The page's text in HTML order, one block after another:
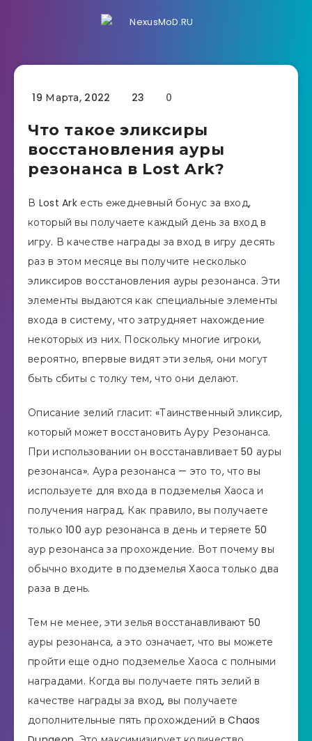
19 Марта, 2022 23 0
Что такое эликсиры
восстановления ауры
резонанса в Lost Ark?
В Lost Ark есть ежедневный бонус за вход,
который вы получаете каждый день за вход в
игру. В качестве награды за вход в игру десять
раз в этом месяце вы получите несколько
эликсиров восстановления ауры резонанса. Эти
элементы выдаются как специальные элементы
входа в систему, что затрудняет нахождение
некоторых из них. Поскольку многие игроки,
вероятно, впервые видят эти зелья, они могут
быть сбиты с толку тем, что они делают.
Описание зелий гласит: «Таинственный эликсир,
который может восстановить Ауру Резонанса.
При использовании он восстанавливает 50 ауры
резонанса». Аура резонанса — это то, что вы
используете для входа в подземелья Хаоса и
получения наград. Как правило, вы получаете
только 100 аур резонанса в день и теряете 50
аур резонанса за прохождение. Вот почему вы
обычно входите в подземелья Хаоса только два
раза в день.
Тем не менее, эти зелья восстанавливают 50
ауры резонанса, а это означает, что вы можете
пройти еще одно подземелье Хаоса с полными
наградами. Когда вы получаете пять зелий в
качестве награды за вход, вы получаете
дополнительные пять прохождений в Chaos